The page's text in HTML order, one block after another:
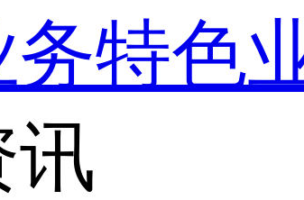
特色
讯